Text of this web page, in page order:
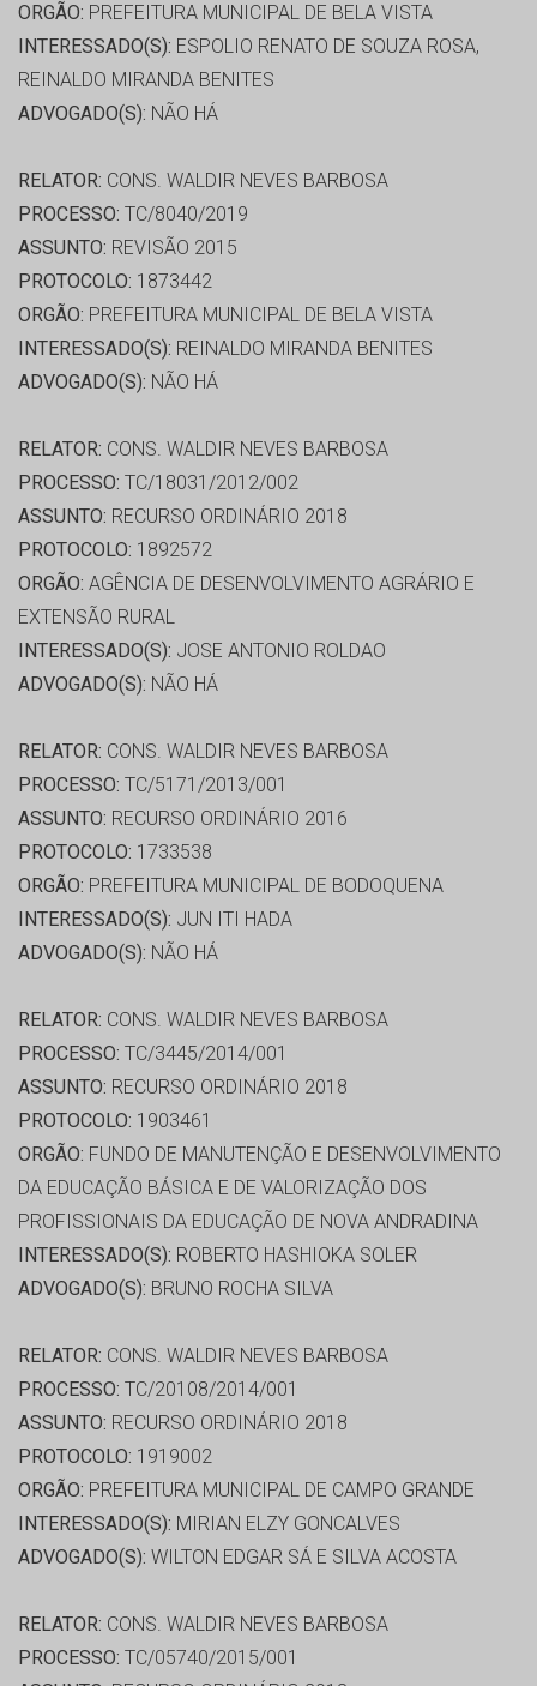
ORGÃO: PREFEITURA MUNICIPAL DE BELA VISTA
INTERESSADO(S): ESPOLIO RENATO DE SOUZA ROSA,
REINALDO MIRANDA BENITES
ADVOGADO(S): NÃO HÁ
RELATOR: CONS. WALDIR NEVES BARBOSA
PROCESSO: TC/8040/2019
ASSUNTO: REVISÃO 2015
PROTOCOLO: 1873442
ORGÃO: PREFEITURA MUNICIPAL DE BELA VISTA
INTERESSADO(S): REINALDO MIRANDA BENITES
ADVOGADO(S): NÃO HÁ
RELATOR: CONS. WALDIR NEVES BARBOSA
PROCESSO: TC/18031/2012/002
ASSUNTO: RECURSO ORDINÁRIO 2018
PROTOCOLO: 1892572
ORGÃO: AGÊNCIA DE DESENVOLVIMENTO AGRÁRIO E
EXTENSÃO RURAL
INTERESSADO(S): JOSE ANTONIO ROLDAO
ADVOGADO(S): NÃO HÁ
RELATOR: CONS. WALDIR NEVES BARBOSA
PROCESSO: TC/5171/2013/001
ASSUNTO: RECURSO ORDINÁRIO 2016
PROTOCOLO: 1733538
ORGÃO: PREFEITURA MUNICIPAL DE BODOQUENA
INTERESSADO(S): JUN ITI HADA
ADVOGADO(S): NÃO HÁ
RELATOR: CONS. WALDIR NEVES BARBOSA
PROCESSO: TC/3445/2014/001
ASSUNTO: RECURSO ORDINÁRIO 2018
PROTOCOLO: 1903461
ORGÃO: FUNDO DE MANUTENÇÃO E DESENVOLVIMENTO
DA EDUCAÇÃO BÁSICA E DE VALORIZAÇÃO DOS
PROFISSIONAIS DA EDUCAÇÃO DE NOVA ANDRADINA
INTERESSADO(S): ROBERTO HASHIOKA SOLER
ADVOGADO(S): BRUNO ROCHA SILVA
RELATOR: CONS. WALDIR NEVES BARBOSA
PROCESSO: TC/20108/2014/001
ASSUNTO: RECURSO ORDINÁRIO 2018
PROTOCOLO: 1919002
ORGÃO: PREFEITURA MUNICIPAL DE CAMPO GRANDE
INTERESSADO(S): MIRIAN ELZY GONCALVES
ADVOGADO(S): WILTON EDGAR SÁ E SILVA ACOSTA
RELATOR: CONS. WALDIR NEVES BARBOSA
PROCESSO: TC/05740/2015/001